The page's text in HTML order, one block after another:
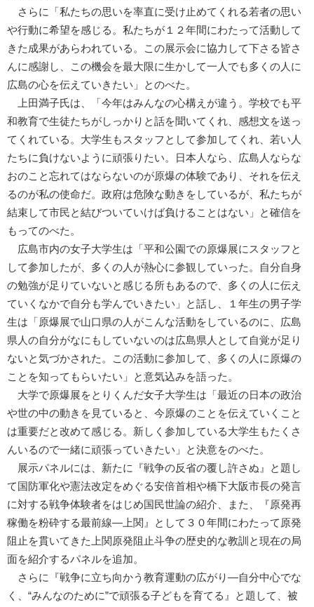
さらに「私たちの思いを率直に受け止めてくれる若者の思い
や行動に希望を感じる。私たちが１２年間にわたって活動して
きた成果があらわれている。この展示会に協力して下さる皆さ
んに感謝し、この機会を最大限に生かして一人でも多くの人に
広島の心を伝えていきたい」とのべた。
上田満子氏は、「今年はみんなの心構えが違う。学校でも平
和教育で生徒たちがしっかりと話を聞いてくれ、感想文を送っ
てくれている。大学生もスタッフとして参加してくれ、若い人
たちに負けないように頑張りたい。日本人なら、広島人ならな
おのこと忘れてはならないのが原爆の体験であり、それを伝え
るのが私の使命だ。政府は危険な動きをしているが、私たちが
結束して市民と結びついていけば負けることはない」と確信を
もってのべた。
広島市内の女子大学生は「平和公園での原爆展にスタッフと
して参加したが、多くの人が熱心に参観していった。自分自身
の勉強が足りていないと感じる所もあるので、多くの人に伝え
ていくなかで自分も学んでいきたい」と話し、１年生の男子学
生は「原爆展で山口県の人がこんな活動をしているのに、広島
県人の自分がなにもしていないのは広島県人として自覚が足り
ないと気づかされた。この活動に参加して、多くの人に原爆の
ことを知ってもらいたい」と意気込みを語った。
大学で原爆展をとりくんだ女子大学生は「最近の日本の政治
や世の中の動きを見ていると、今原爆のことを伝えていくこと
は重要だと改めて感じる。新しく参加している大学生もたくさ
んいるので一緒に頑張っていきたい」と決意をのべた。
展示パネルには、新たに『戦争の反省の覆し許さぬ』と題し
て国防軍化や憲法改定をめぐる安倍首相や橋下大阪市長の発言
に対する戦争体験者をはじめ国民世論の紹介、また、『原発再
稼働を粉砕する最前線―上関』として３０年間にわたって原発
阻止を貫いてきた上関原発阻止斗争の歴史的な教訓と現在の局
面を紹介するパネルを追加。
さらに『戦争に立ち向かう教育運動の広がり―自分中心でな
く、“みんなのために”で頑張る子どもを育てる』と題して、被